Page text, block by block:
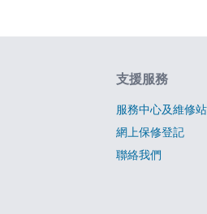
支援服務
服務中心及維修站
網上保修登記
聯絡我們